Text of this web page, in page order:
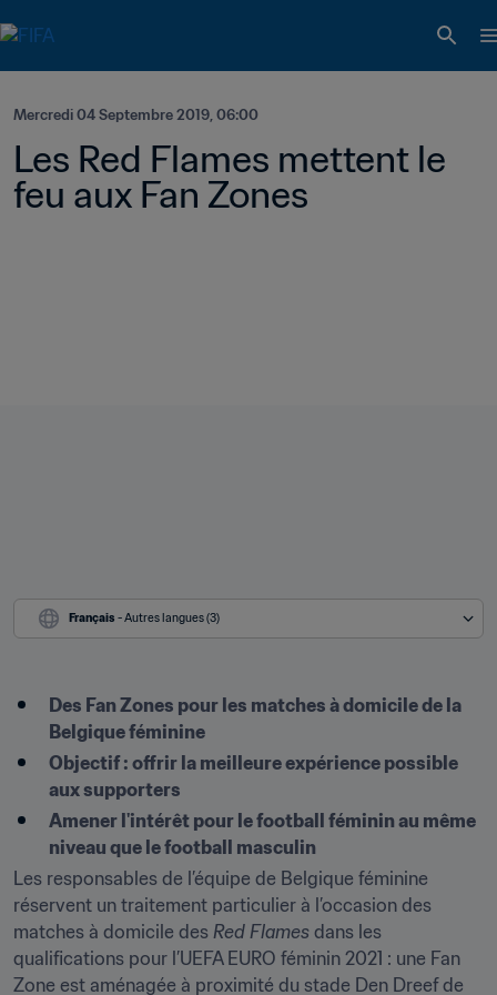
Mercredi 04 Septembre 2019, 06:00
Les Red Flames mettent le
feu aux Fan Zones
Français - Autres langues (3)
Des Fan Zones pour les matches à domicile de la
Belgique féminine
Objectif : offrir la meilleure expérience possible
aux supporters
Amener l'intérêt pour le football féminin au même
niveau que le football masculin
Les responsables de l’équipe de Belgique féminine
réservent un traitement particulier à l’occasion des
matches à domicile des Red Flames dans les
qualifications pour l’UEFA EURO féminin 2021 : une Fan
Zone est aménagée à proximité du stade Den Dreef de